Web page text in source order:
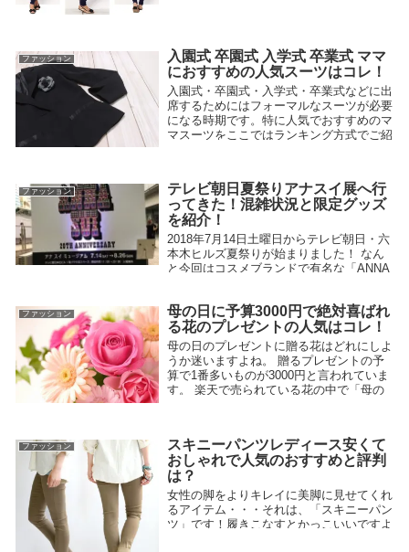
ファッション
入園式 卒園式 入学式 卒業式 ママ
におすすめの人気スーツはコレ！
入園式・卒園式・入学式・卒業式などに出
席するためにはフォーマルなスーツが必要
になる時期です。特に人気でおすすめのマ
マスーツをここではランキング方式でご紹
2018.01.22
ファッション
テレビ朝日夏祭りアナスイ展へ行
ってきた！混雑状況と限定グッズ
を紹介！
2018年7月14日土曜日からテレビ朝日・六
本木ヒルズ夏祭りが始まりました！ なん
と今回はコスメブランドで有名な「ANNA
のコスメ20周年記念で限定コスメショップ
もオープンしています。 さっそく初日に
行ってきたので混雑状況や待ち時間、そし
てコスメ限定グッズをご紹介いたします。
2018.07.15
ファッション
母の日に予算3000円で絶対喜ばれ
る花のプレゼントの人気はコレ！
母の日のプレゼントに贈る花はどれにしよ
うか迷いますよね。 贈るプレゼントの予
算で1番多いものが3000円と言われていま
す。 楽天で売られている花の中で「母の
付きなど・・・ 母の日に予算3000円で絶
対喜ばれる花のプレゼントは？をご紹介い
たします。
2018.03.10
ファッション
スキニーパンツレディース安くて
おしゃれで人気のおすすめと評判
は？
女性の脚をよりキレイに美脚に見せてくれ
るアイテム・・・それは、「スキニーパン
ツ」です！履きこなすとかっこいいですよ